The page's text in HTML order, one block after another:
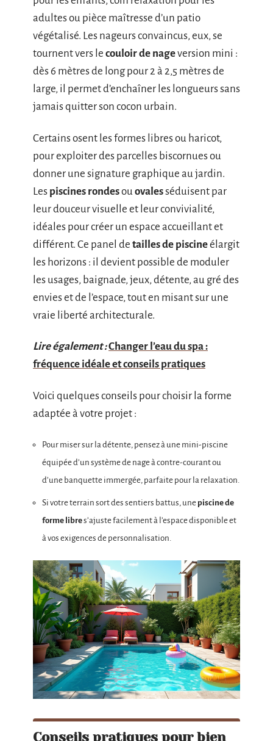
adultes ou pièce maîtresse d’un patio
végétalisé. Les nageurs convaincus, eux, se
tournent vers le couloir de nageversion mini :
dès 6 mètres de long pour 2 à 2,5 mètres de
large, il permet d’enchaîner les longueurs sans
jamais quitter son cocon urbain.
Certains osent les formes libres ou haricot,
pour exploiter des parcelles biscornues ou
donner une signature graphique au jardin.
Les piscines rondesou ovalesséduisent par
leur douceur visuelle et leur convivialité,
idéales pour créer un espace accueillant et
différent. Ce panel de tailles de piscineélargit
les horizons : il devient possible de moduler
les usages, baignade, jeux, détente, au gré des
envies et de l’espace, tout en misant sur une
vraie liberté architecturale.
Lire également :Changer l’eau du spa :
fréquence idéale et conseils pratiques
Voici quelques conseils pour choisir la forme
adaptée à votre projet :
Pour miser sur la détente, pensez à une mini-piscine
équipée d’un système de nage à contre-courant ou
d’une banquette immergée, parfaite pour la relaxation.
Si votre terrain sort des sentiers battus, une piscine de
forme libres’ajuste facilement à l’espace disponible et
à vos exigences de personnalisation.
Conseils pratiques pour bien